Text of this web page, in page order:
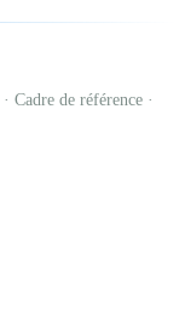
· Cadre de référence ·